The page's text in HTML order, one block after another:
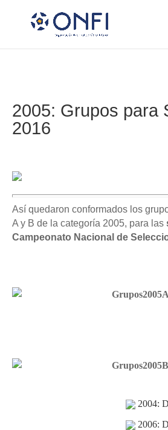
2005: Grupos para
2016
Así quedaron conformados los
A y B de la categoría 2005, para las
Campeonato Nacional de
2004:
2006: